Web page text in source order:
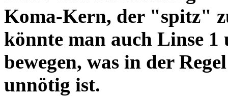
Koma-Kern, der "spitz"
könnte man auch Linse
bewegen, was in der Regel
unnötig ist.